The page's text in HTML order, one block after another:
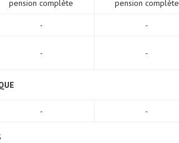
pension complète pension complète
- -
- -
- -